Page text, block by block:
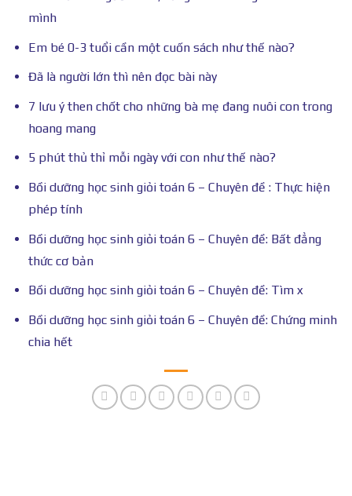
mình
Em bé 0-3 tuổi cần một cuốn sách như thế nào?
Đã là người lớn thì nên đọc bài này
7 lưu ý then chốt cho những bà mẹ đang nuôi con trong
hoang mang
5 phút thủ thỉ mỗi ngày với con như thế nào?
Bồi dưỡng học sinh giỏi toán 6 – Chuyên đề : Thực hiện
phép tính
Bồi dưỡng học sinh giỏi toán 6 – Chuyên đề: Bất đẳng
thức cơ bản
Bồi dưỡng học sinh giỏi toán 6 – Chuyên đề: Tìm x
Bồi dưỡng học sinh giỏi toán 6 – Chuyên đề: Chứng minh
chia hết